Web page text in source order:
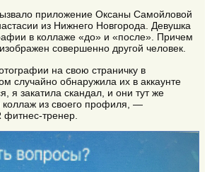
приложение Оксаны Самойловой
из Нижнего Новгорода. Девушка
в коллаже «до» и «после». Причем
совершенно другой человек.
на свою страничку в
случайно обнаружила их в аккаунте
я закатила скандал, и они тут же
из своего профиля, —
фитнес-тренер.